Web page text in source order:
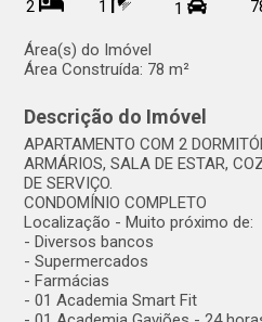
2 1 1
Área(s) do Imóvel
Área Construída: 78 m²
Descrição do Imóvel
APARTAMENTO COM 2
ARMÁRIOS, SALA DE ESTAR,
DE SERVIÇO.
CONDOMÍNIO COMPLETO
Localização - Muito próximo de:
- Diversos bancos
- Supermercados
- Farmácias
- 01 Academia Smart Fit